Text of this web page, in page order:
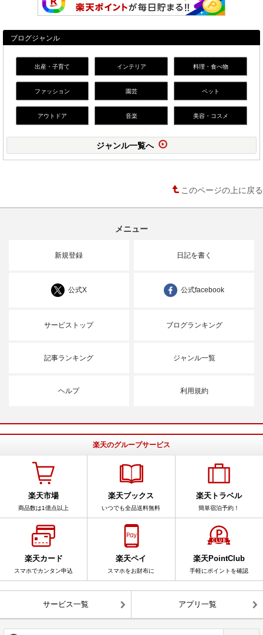
ブログジャンル
出産・子育て インテリア 料理・食べ物
ファッション 園芸 ペット
アウトドア 音楽 美容・コスメ
ジャンル一覧へ
このページの上に戻る
メニュー
新規登録 日記を書く
公式X 公式facebook
サービストップ ブログランキング
記事ランキング ジャンル一覧
ヘルプ 利用規約
楽天のグループサービス
楽天市場
商品数は1億点以上
楽天ブックス
いつでも全品送料無料
楽天トラベル
簡単宿泊予約！
楽天カード
スマホでカンタン申込
楽天ペイ
スマホをお財布に
楽天PointClub
手軽にポイントを確認
サービス一覧 アプリ一覧